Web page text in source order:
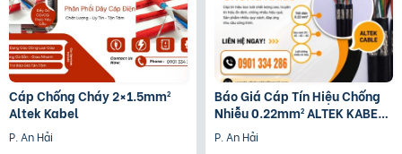
Cáp Chống Cháy 2×1.5mm²
Altek Kabel
P. An Hải
Báo Giá Cáp Tín Hiệu Chống
Nhiễu 0.22mm² ALTEK KABEL |
Đồng Nguyên Chất 100%
P. An Hải